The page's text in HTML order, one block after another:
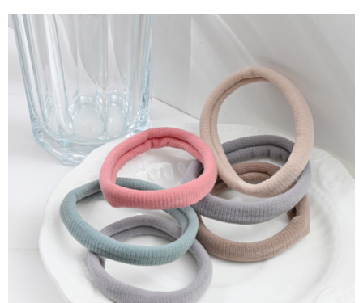
２．關於個人資料處理事宜，請瀏覽以下網址：
https://aftee.tw/terms/#terms3
３．未成年的使用者請事先徵得法定代理人或監護人之同意方可使用
「AFTEE先享後付」，若未經同意申辦者引起之損失，本公司不負相關責
任。
４．使用「AFTEE先享後付」時，將依據個別帳號之用戶狀況，依本公司即
時審查核予不同之上限額度；若仍有額度不足之情形，本公司將視審查結果
請求用戶進行身份認證。
５．嚴禁一人註冊多個帳號或使用他人資訊註冊。若發現惡意使用之情形，
恩沛科技股份有限公司將有權停止該用戶之使用額度並採取法律行動。
付款後7-11取貨
每筆NT$65，滿NT$490(含以上)免運費
宅配(本島)
每筆NT$100，滿NT$790(含以上)免運費
付款後寶雅門市自取(由倉庫統一出貨)
每筆NT$80，滿NT$290(含以上)免運費